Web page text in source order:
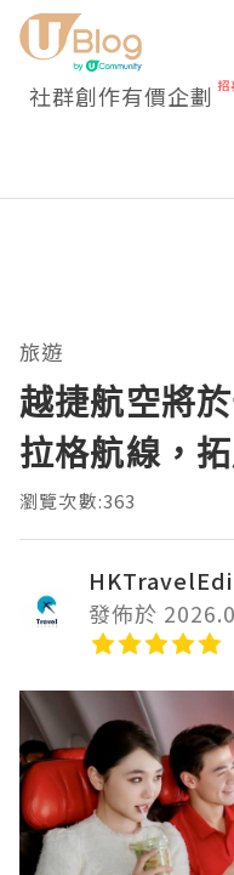
社群創作有價企劃
旅遊
越捷航空將
拉格航線，
瀏覽次數:363
發佈於